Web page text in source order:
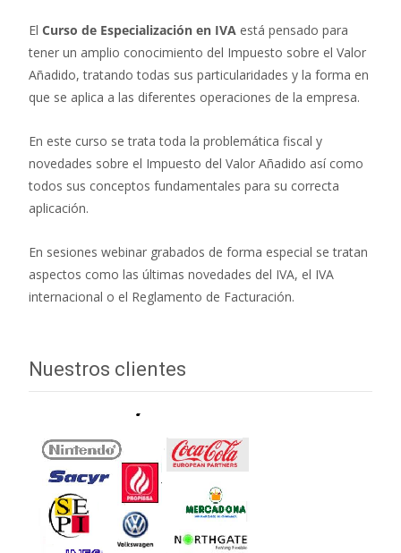
El Curso de Especialización en IVA está pensado para
tener un amplio conocimiento del Impuesto sobre el Valor
Añadido, tratando todas sus particularidades y la forma en
que se aplica a las diferentes operaciones de la empresa.
En este curso se trata toda la problemática fiscal y
novedades sobre el Impuesto del Valor Añadido así como
todos sus conceptos fundamentales para su correcta
aplicación.
En sesiones webinar grabados de forma especial se tratan
aspectos como las últimas novedades del IVA, el IVA
internacional o el Reglamento de Facturación.
Nuestros clientes